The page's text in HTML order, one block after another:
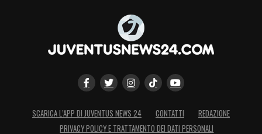
SCARICA L’APP DI JUVENTUS NEWS 24 CONTATTI
REDAZIONE
PRIVACY POLICY E TRATTAMENTO DEI DATI PERSONALI